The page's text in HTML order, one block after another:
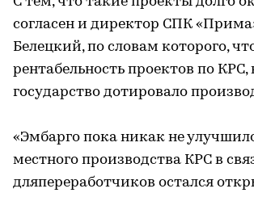
согласен и директор СПК
Белецкий, по словам которого,
рентабельность проектов по
государство дотировало
«Эмбарго пока никак не
местного производства КРС в
дляпереработчиков остался